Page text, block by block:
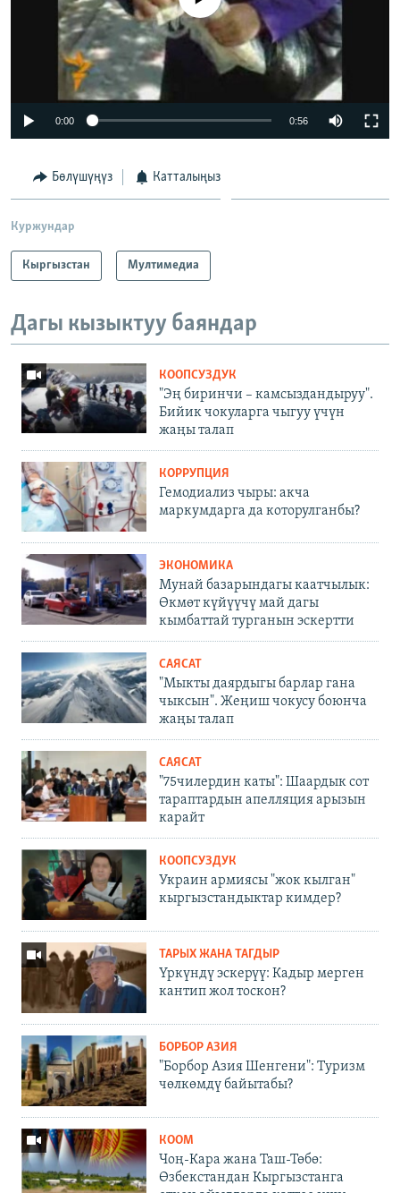
0:00 0:56
Бөлүшүңүз Катталыңыз
Куржундар
Кыргызстан Мултимедиа
Дагы кызыктуу баяндар
КООПСУЗДУК
"Эң биринчи – камсыздандыруу".
Бийик чокуларга чыгуу үчүн
жаңы талап
КОРРУПЦИЯ
Гемодиализ чыры: акча
маркумдарга да которулганбы?
ЭКОНОМИКА
Мунай базарындагы каатчылык:
Өкмөт күйүүчү май дагы
кымбаттай турганын эскертти
САЯСАТ
"Мыкты даярдыгы барлар гана
чыксын". Жеңиш чокусу боюнча
жаңы талап
САЯСАТ
"75чилердин каты": Шаардык сот
тараптардын апелляция арызын
карайт
КООПСУЗДУК
Украин армиясы "жок кылган"
кыргызстандыктар кимдер?
ТАРЫХ ЖАНА ТАГДЫР
Үркүндү эскерүү: Кадыр мерген
кантип жол тоскон?
БОРБОР АЗИЯ
"Борбор Азия Шенгени": Туризм
чөлкөмдү байытабы?
КООМ
Чоң-Кара жана Таш-Төбө:
Өзбекстандан Кыргызстанга